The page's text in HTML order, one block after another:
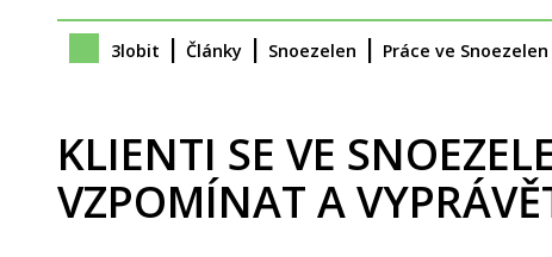
3lobit Články Snoezelen Práce ve
KLIENTI SE VE
VZPOMÍNAT A